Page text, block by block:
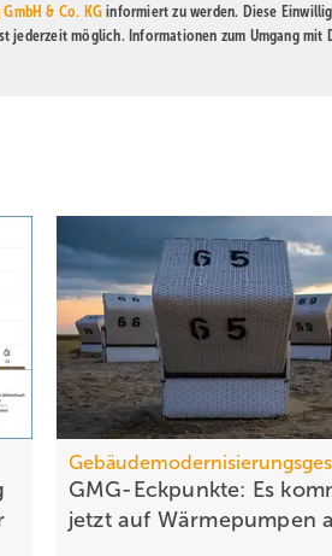
& Co. KGinformiert zu werden. Diese
jederzeit möglich. Informationen zum Umgang mit
GMG-Eckpunkte: Es
jetzt auf Wärmepumpen